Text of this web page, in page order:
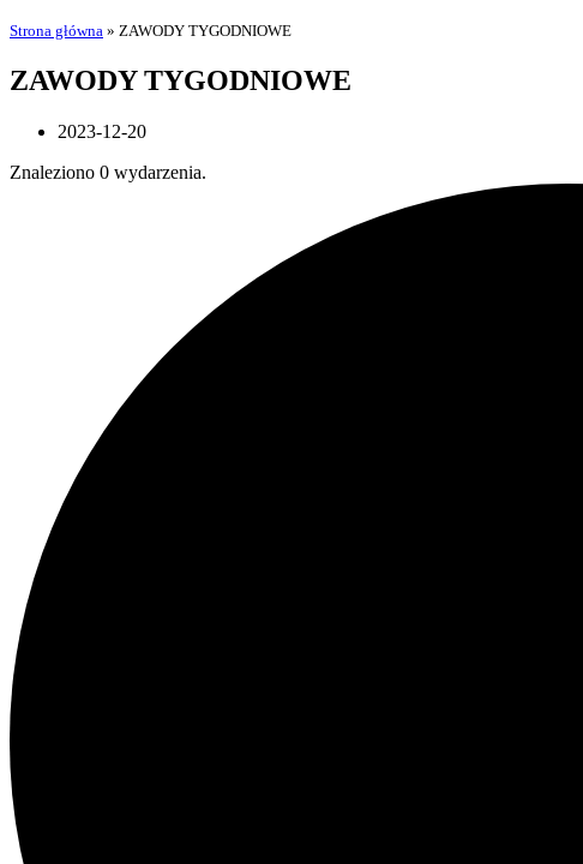
Strona główna » ZAWODY TYGODNIOWE
ZAWODY TYGODNIOWE
2023-12-20
Znaleziono 0 wydarzenia.